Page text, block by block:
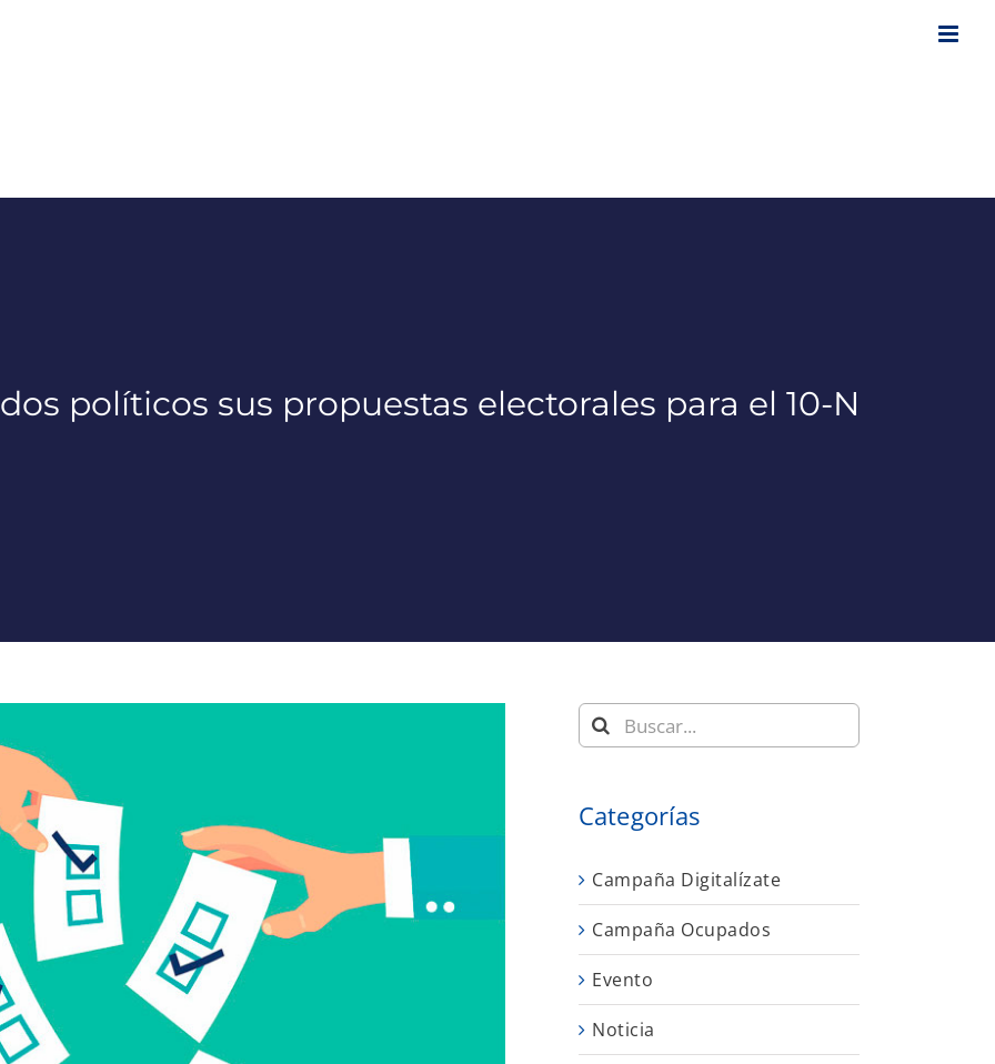
políticos sus propuestas electorales para el 10-N
Buscar:
Categorías
Campaña Digitalízate
Campaña Ocupados
Evento
Noticia